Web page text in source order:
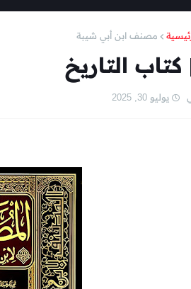
مصنف ابن أبي شيبة
يوليو 30, 2025